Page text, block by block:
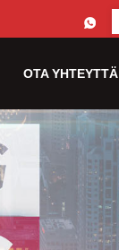
OTA YHTEYTTÄ